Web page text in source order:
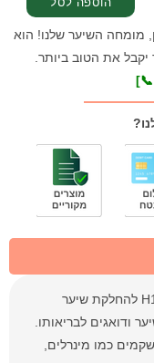
, מומחה השיער שלנו! הוא
את הטוב ביותר.
📞]
החלקה יפנית יוקו סיסטם H1 H2 yuko system להחלקת שיער
ודואגים לבריאותו.
כמו מינרלים,